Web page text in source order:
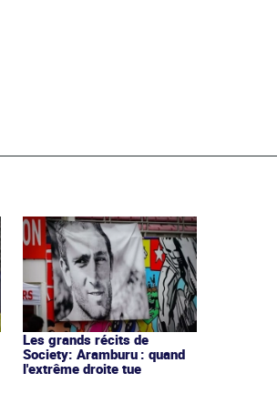
Les grands récits de
Society: Aramburu : quand
l'extrême droite tue